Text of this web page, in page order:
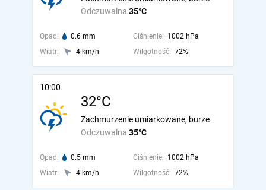
Odczuwalna 35°C
Opad: 0.6 mm Ciśnienie: 1002 hPa
Wiatr:
4 km/h Wilgotność: 72%
10:00
32°C
Odczuwalna 35°C
Zachmurzenie umiarkowane, burze
Opad: 0.5 mm Ciśnienie: 1002 hPa
Wiatr:
4 km/h Wilgotność: 72%